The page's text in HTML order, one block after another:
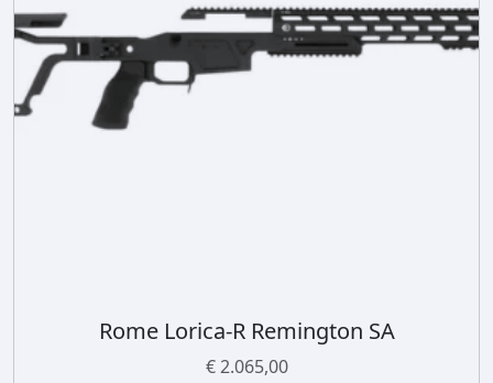
Rome Lorica-R Remington SA
€2.065,00